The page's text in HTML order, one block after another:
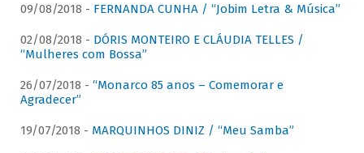
09/08/2018 - FERNANDA CUNHA / “Jobim Letra & Música”
02/08/2018 - DÓRIS MONTEIRO E CLÁUDIA TELLES /
“Mulheres com Bossa”
26/07/2018 - “Monarco 85 anos – Comemorar e
Agradecer”
19/07/2018 - MARQUINHOS DINIZ / “Meu Samba”